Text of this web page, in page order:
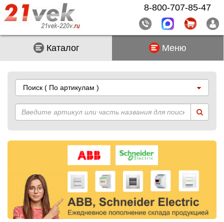
Каталог Меню
Поиск ( По артикулам )
8-800-707-85-47